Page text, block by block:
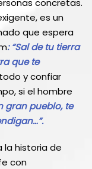
concretas.
es un
que espera
: “Sal de tu tierra
que te
y confiar
si el hombre
gran pueblo, te
la historia de
con